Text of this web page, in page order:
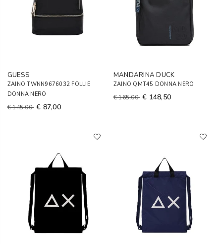
GUESS
ZAINO TWNN9676032 FOLLIE
DONNA NERO
€ 145,00 € 87,00
MANDARINA DUCK
ZAINO QMT45 DONNA NERO
€ 165,00 € 148,50